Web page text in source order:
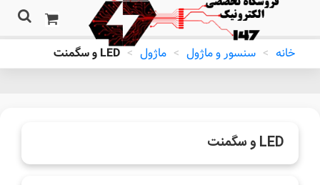
خانه > سنسور و ماژول > ماژول > LED و سگمنت
LED و سگمنت